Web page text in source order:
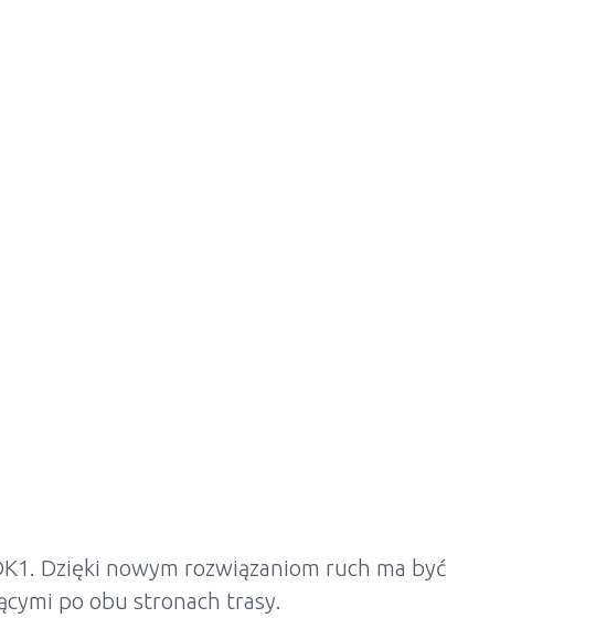
Dzięki nowym rozwiązaniom ruch ma być
po obu stronach trasy.